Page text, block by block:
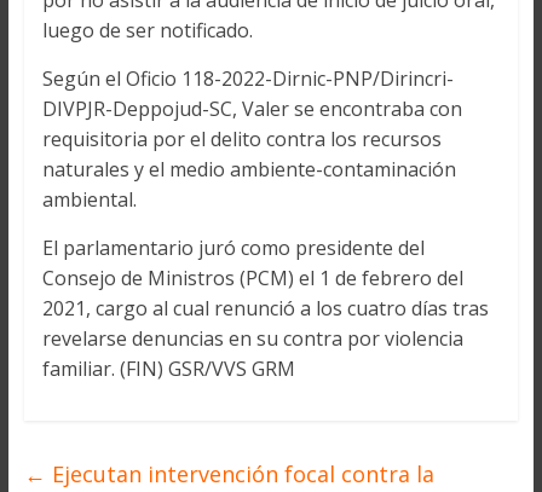
luego de ser notificado.
Según el Oficio 118-2022-Dirnic-PNP/Dirincri-
DIVPJR-Deppojud-SC, Valer se encontraba con
requisitoria por el delito contra los recursos
naturales y el medio ambiente-contaminación
ambiental.
El parlamentario juró como presidente del
Consejo de Ministros (PCM) el 1 de febrero del
2021, cargo al cual renunció a los cuatro días tras
revelarse denuncias en su contra por violencia
familiar. (FIN) GSR/VVS GRM
← Ejecutan intervención focal contra la